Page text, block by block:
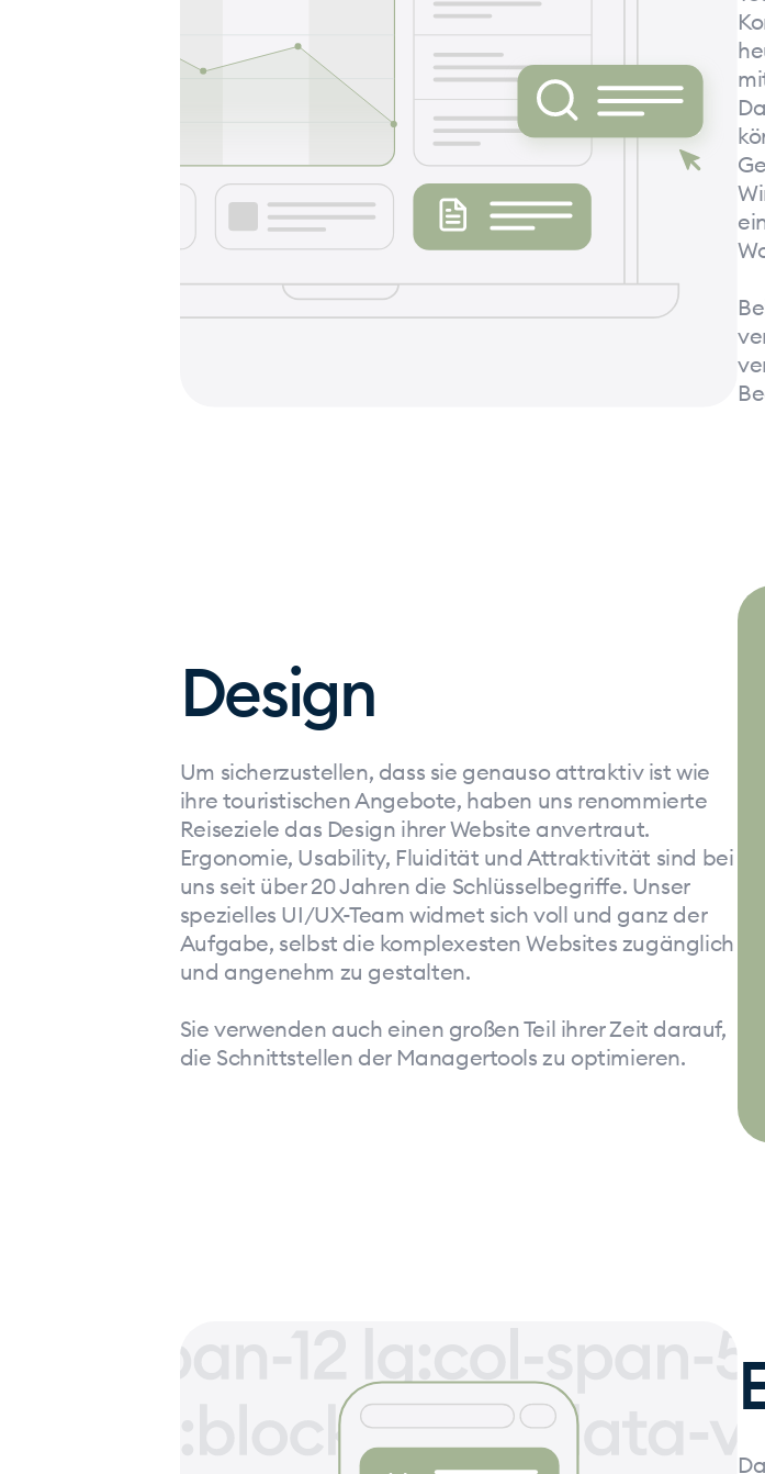
Design
Um sicherzustellen, dass sie genauso attraktiv ist wie
ihre touristischen Angebote, haben uns renommierte
Reiseziele das Design ihrer Website anvertraut.
Ergonomie, Usability, Fluidität und Attraktivität sind bei
uns seit über 20 Jahren die Schlüsselbegriffe. Unser
spezielles UI/UX-Team widmet sich voll und ganz der
Aufgabe, selbst die komplexesten Websites zugänglich
und angenehm zu gestalten.
Sie verwenden auch einen großen Teil ihrer Zeit darauf,
die Schnittstellen der Managertools zu optimieren.